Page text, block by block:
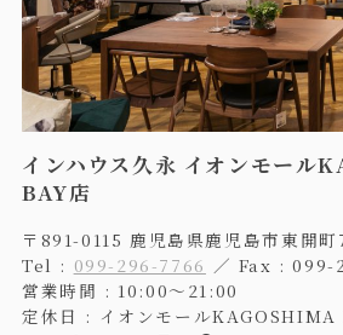
インハウス久永 イオンモール
BAY店
〒891-0115 鹿児島県鹿児島市東開町
Tel : 099-296-7766 ／ Fax : 099-
営業時間 : 10:00〜21:00
定休日 : イオンモールKAGOSHIMA